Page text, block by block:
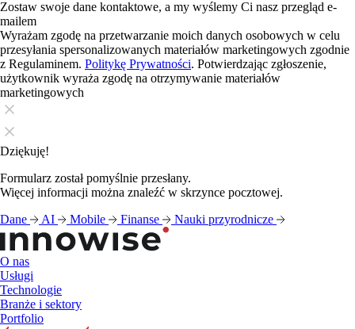
Zostaw swoje dane kontaktowe, a my wyślemy Ci nasz przegląd e-
mailem
Wyrażam zgodę na przetwarzanie moich danych osobowych w celu
przesyłania spersonalizowanych materiałów marketingowych zgodnie
z Regulaminem. Politykę Prywatności. Potwierdzając zgłoszenie,
użytkownik wyraża zgodę na otrzymywanie materiałów
marketingowych
Dziękuję!
Formularz został pomyślnie przesłany.
Więcej informacji można znaleźć w skrzynce pocztowej.
Dane
AI Mobile Finanse Nauki przyrodnicze
O nas
Usługi
Technologie
Branże i sektory
Portfolio